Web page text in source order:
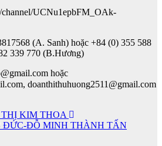
UCNu1epbFM_OAk-
(A. Sanh) hoặc +84 (0) 355 588
339 770 (B.Hương)
hoặc
doanthithuhuong2511@gmail.com
KIM THOA
ĐỨC-ĐỖ MINH THÀNH TẤN